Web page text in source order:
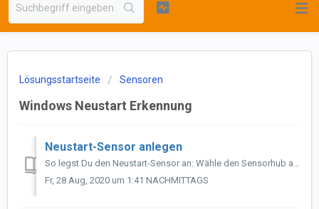
Lösungsstartseite Sensoren
Windows Neustart Erkennung
Neustart-Sensor anlegen
So legst Du den Neustart-Sensor an: Wähle den Sensorhub aus, auf dem Du den Sensor anlegen möchtest. Klicke dann auf "Sensor hinzufügen". ...
Fr, 28 Aug, 2020 um 1:41 NACHMITTAGS